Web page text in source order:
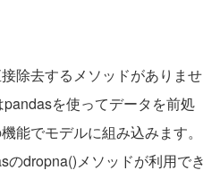
除去するメソッドがありませ
を使ってデータを前処
能でモデルに組み込みます。
のdropna()メソッドが利用でき